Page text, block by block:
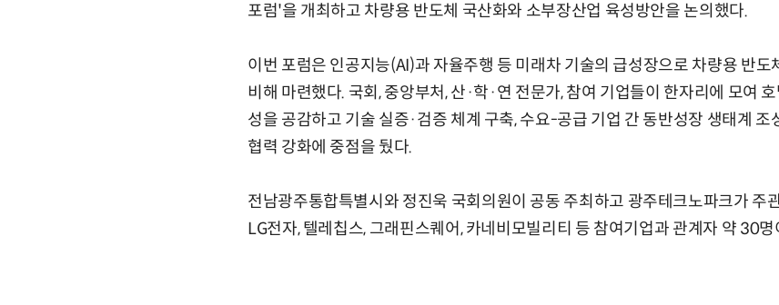
포럼'을 개최하고 차량용 반도체 국산화와 소부장산업 육성방안을 논의했다.
이번 포럼은 인공지능(AI)과 자율주행 등 미래차 기술의 급성장으로 차량용 반도
비해 마련했다. 국회, 중앙부처, 산·학·연 전문가, 참여 기업들이 한자리에 모여
성을 공감하고 기술 실증·검증 체계 구축, 수요-공급 기업 간 동반성장 생태계 조
협력 강화에 중점을 뒀다.
전남광주통합특별시와 정진욱 국회의원이 공동 주최하고 광주테크노파크가 주
LG전자, 텔레칩스, 그래핀스퀘어, 카네비모빌리티 등 참여기업과 관계자 약 30